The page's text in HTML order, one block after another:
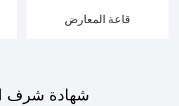
قاعة المعارض
شهادة شرف